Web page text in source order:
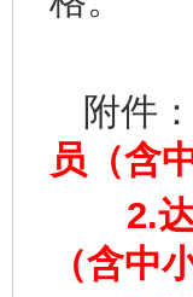
附件
员（含
2.达
（含中